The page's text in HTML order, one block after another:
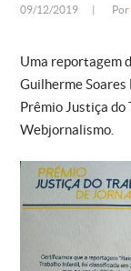
09/12/2019 Por
Uma reportagem
Guilherme Soares
Prêmio Justiça do
Webjornalismo.